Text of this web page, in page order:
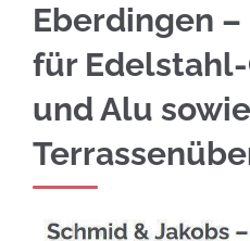
Eberdingen
für
und Alu sowie